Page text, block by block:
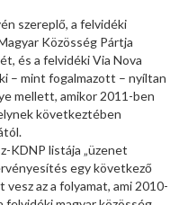
szereplő, a felvidéki
Közösség Pártja
és a felvidéki Via Nova
– mint fogalmazott – nyíltan
mellett, amikor 2011-ben
következtében
KDNP listája „üzenet
egy következő
az a folyamat, ami 2010-